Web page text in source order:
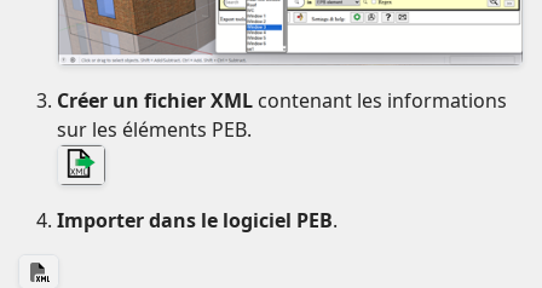
Créer un fichier XML contenant les informations
sur les éléments PEB.
Importer dans le logiciel PEB.